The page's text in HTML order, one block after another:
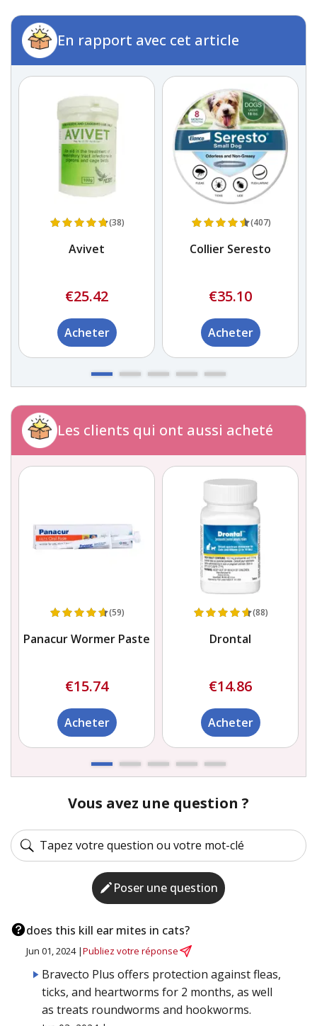
En rapport avec cet article
(38)
Avivet
€25.42
Acheter
(407)
Collier Seresto
€35.10
Acheter
Les clients qui ont aussi acheté
(59)
Panacur Wormer Paste
€15.74
Acheter
(88)
Drontal
€14.86
Acheter
Vous avez une question ?
Poser une question
does this kill ear mites in cats?
Jun 01, 2024 |Publiez votre réponse
Bravecto Plus offers protection against fleas,
ticks, and heartworms for 2 months, as well
as treats roundworms and hookworms.